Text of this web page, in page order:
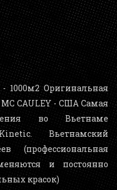
1000м2 Оригинальная
CAULEY - США Самая
во Вьетнаме
Вьетнамский
(профессиональная
и постоянно
красок)